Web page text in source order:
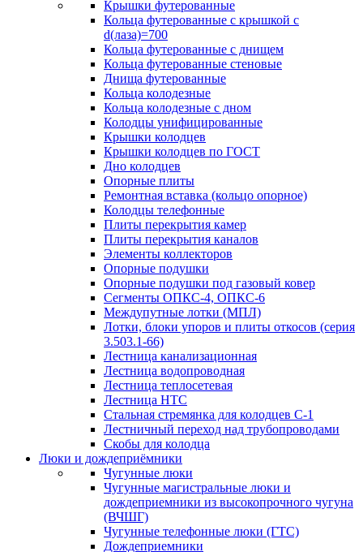
Крышки футерованные
Кольца футерованные с крышкой с
d(лаза)=700
Кольца футерованные с днищем
Кольца футерованные стеновые
Днища футерованные
Кольца колодезные
Кольца колодезные с дном
Колодцы унифицированные
Крышки колодцев
Крышки колодцев по ГОСТ
Дно колодцев
Опорные плиты
Ремонтная вставка (кольцо опорное)
Колодцы телефонные
Плиты перекрытия камер
Плиты перекрытия каналов
Элементы коллекторов
Опорные подушки
Опорные подушки под газовый ковер
Сегменты ОПКС-4, ОПКС-6
Междупутные лотки (МПЛ)
Лотки, блоки упоров и плиты откосов (серия
3.503.1-66)
Лестница канализационная
Лестница водопроводная
Лестница теплосетевая
Лестница НТС
Стальная стремянка для колодцев С-1
Лестничный переход над трубопроводами
Скобы для колодца
Люки и дождеприёмники
Чугунные люки
Чугунные магистральные люки и
дождеприемники из высокопрочного чугуна
(ВЧШГ)
Чугунные телефонные люки (ГТС)
Дождеприемники